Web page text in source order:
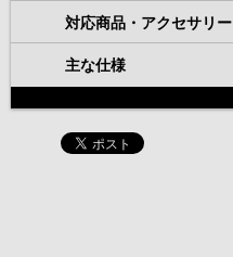
対応商品・アクセサリー
主な仕様